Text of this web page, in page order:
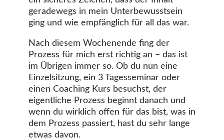
geradewegs in mein Unterbewusstsein
ging und wie empfänglich für all das war.
Nach diesem Wochenende fing der
Prozess für mich erst richtig an – das ist
im Übrigen immer so. Ob du nun eine
Einzelsitzung, ein 3 Tagesseminar oder
einen Coaching Kurs besuchst, der
eigentliche Prozess beginnt danach und
wenn du wirklich offen für das bist, was in
dem Prozess passiert, hast du sehr lange
etwas davon.